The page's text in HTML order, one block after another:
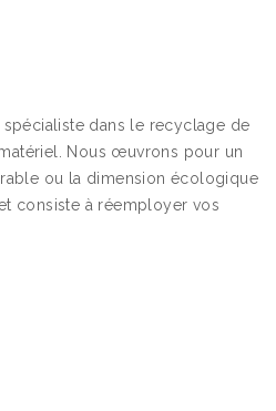
dans le recyclage de
Nous œuvrons pour un
ou la dimension écologique
consiste à réemployer vos